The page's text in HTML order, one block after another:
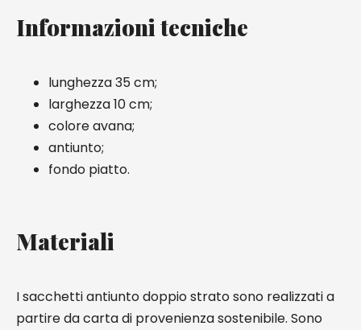
Informazioni tecniche
lunghezza 35 cm;
larghezza 10 cm;
colore avana;
antiunto;
fondo piatto.
Materiali
I sacchetti antiunto doppio strato sono realizzati a
partire da carta di provenienza sostenibile. Sono